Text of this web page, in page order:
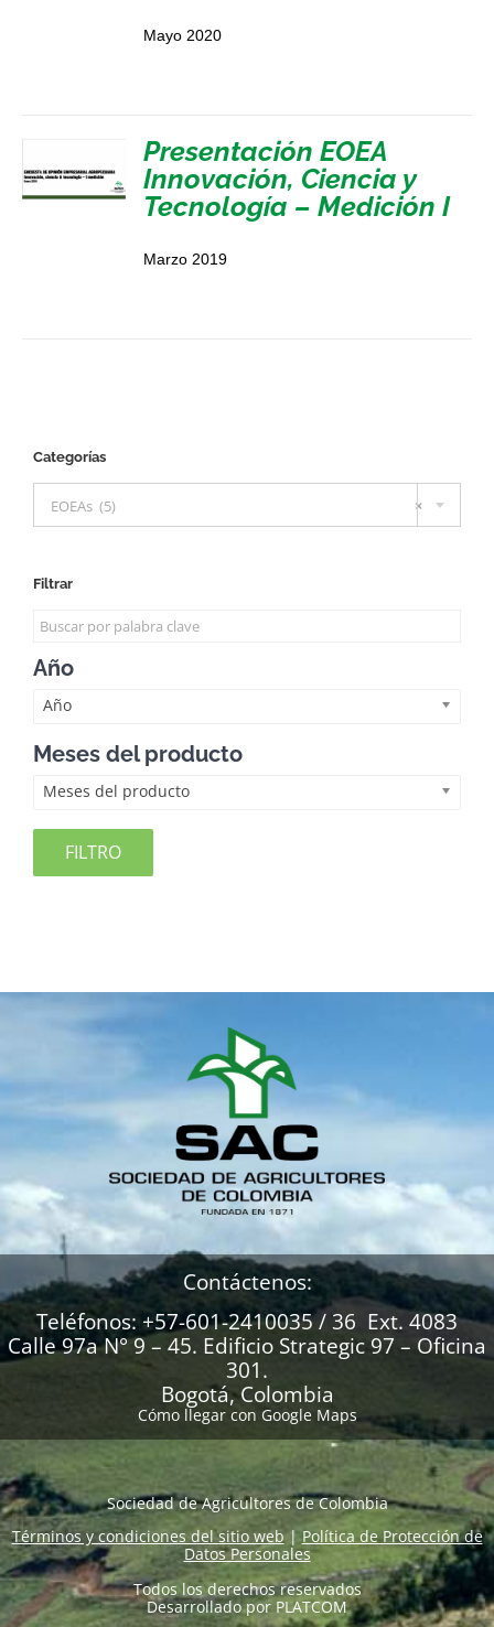
Mayo 2020
Presentación EOEA
Innovación, Ciencia y
Tecnología – Medición I
Marzo 2019
Categorías
×
EOEAs (5)
Filtrar
Año
Año
Meses del producto
Meses del producto
FILTRO
Contáctenos:
Teléfonos: +57-601-2410035 / 36 Ext. 4083
Calle 97a N° 9 – 45. Edificio Strategic 97 – Oficina
301.
Bogotá, Colombia
Cómo llegar con Google Maps
Sociedad de Agricultores de Colombia
Términos y condiciones del sitio web|Política de Protección de
Datos Personales
Todos los derechos reservados
Desarrollado por PLATCOM